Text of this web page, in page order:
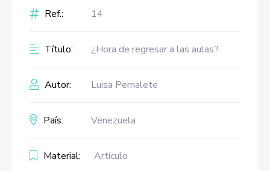
Ref.: 14
Título: ¿Hora de regresar a las aulas?
Autor: Luisa Pernalete
País: Venezuela
Material: Artículo